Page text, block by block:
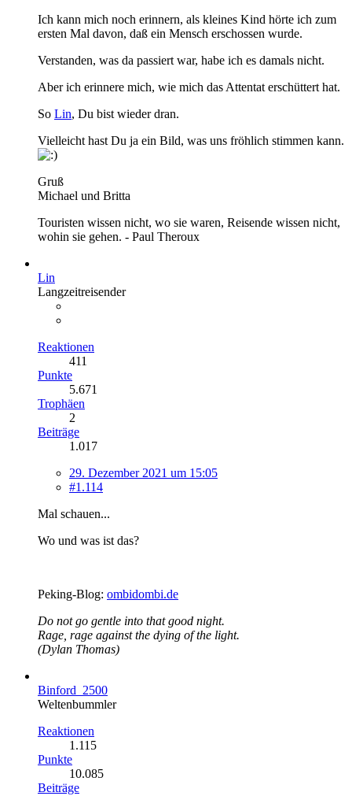
Ich kann mich noch erinnern, als kleines Kind hörte ich zum
ersten Mal davon, daß ein Mensch erschossen wurde.
Verstanden, was da passiert war, habe ich es damals nicht.
Aber ich erinnere mich, wie mich das Attentat erschüttert hat.
So Lin, Du bist wieder dran.
Vielleicht hast Du ja ein Bild, was uns fröhlich stimmen kann.
Gruß
Michael und Britta
Touristen wissen nicht, wo sie waren, Reisende wissen nicht,
wohin sie gehen. - Paul Theroux
Lin
Langzeitreisender
Reaktionen
411
Punkte
5.671
Trophäen
2
Beiträge
1.017
29. Dezember 2021 um 15:05
#1.114
Mal schauen...
Wo und was ist das?
Peking-Blog: ombidombi.de
Do not go gentle into that good night.
Rage, rage against the dying of the light.
(Dylan Thomas)
Binford_2500
Weltenbummler
Reaktionen
1.115
Punkte
10.085
Beiträge